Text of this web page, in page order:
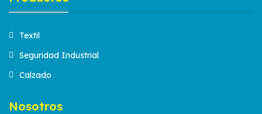
Textil
Seguridad Industrial
Calzado
Nosotros